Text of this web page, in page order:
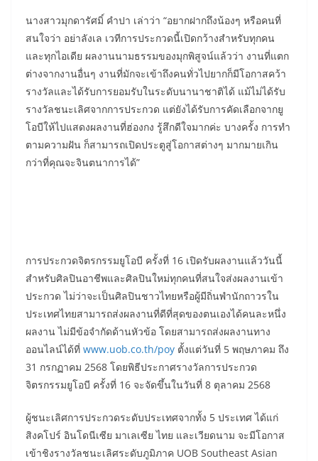
นางสาวมุกดารัศมิ์ คำปา เล่าว่า “อยากฝากถึงน้องๆ หรือคนที่
สนใจว่า อย่าลังเล เวทีการประกวดนี้เปิดกว้างสำหรับทุกคน
และทุกไอเดีย ผลงานนามธรรมของมุกพิสูจน์แล้วว่า งานที่แตก
ต่างจากงานอื่นๆ งานที่มักจะเข้าถึงคนทั่วไปยากก็มีโอกาสคว้า
รางวัลและได้รับการยอมรับในระดับนานาชาติได้ แม้ไม่ได้รับ
รางวัลชนะเลิศจากการประกวด แต่ยังได้รับการคัดเลือกจากยู
โอบีให้ไปแสดงผลงานที่ฮ่องกง รู้สึกดีใจมากค่ะ บางครั้ง การทำ
ตามความฝัน ก็สามารถเปิดประตูสู่โอกาสต่างๆ มากมายเกิน
กว่าที่คุณจะจินตนาการได้”
การประกวดจิตรกรรมยูโอบี ครั้งที่ 16 เปิดรับผลงานแล้ววันนี้
สำหรับศิลปินอาชีพและศิลปินใหม่ทุกคนที่สนใจส่งผลงานเข้า
ประกวด ไม่ว่าจะเป็นศิลปินชาวไทยหรือผู้มีถิ่นพำนักถาวรใน
ประเทศไทยสามารถส่งผลงานที่ดีที่สุดของตนเองได้คนละหนึ่ง
ผลงาน ไม่มีข้อจำกัดด้านหัวข้อ โดยสามารถส่งผลงานทาง
ออนไลน์ได้ที่ www.uob.co.th/poy ตั้งแต่วันที่ 5 พฤษภาคม ถึง
31 กรกฏาคม 2568 โดยพิธีประกาศรางวัลการประกวด
จิตรกรรมยูโอบี ครั้งที่ 16 จะจัดขึ้นในวันที่ 8 ตุลาคม 2568
ผู้ชนะเลิศการประกวดระดับประเทศจากทั้ง 5 ประเทศ ได้แก่
สิงคโปร์ อินโดนีเซีย มาเลเซีย ไทย และเวียดนาม จะมีโอกาส
เข้าชิงรางวัลชนะเลิศระดับภูมิภาค UOB Southeast Asian